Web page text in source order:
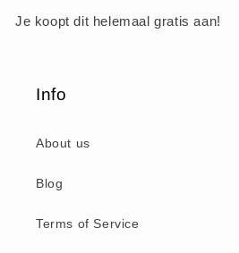
Je koopt dit helemaal gratis aan!
Info
About us
Blog
Terms of Service